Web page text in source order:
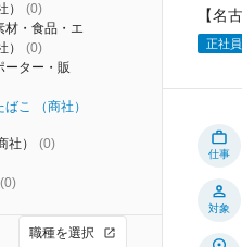
(0)
材・食品・エ
(0)
ーター・販
こ （商社）
社）
(0)
(0)
職種を選択
【名
正社員
仕事
対象